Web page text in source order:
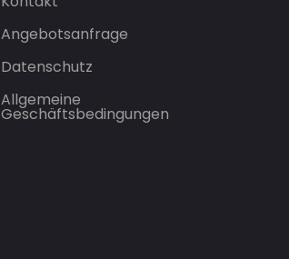
Angebotsanfrage
Datenschutz
Allgemeine
Geschäftsbedingungen